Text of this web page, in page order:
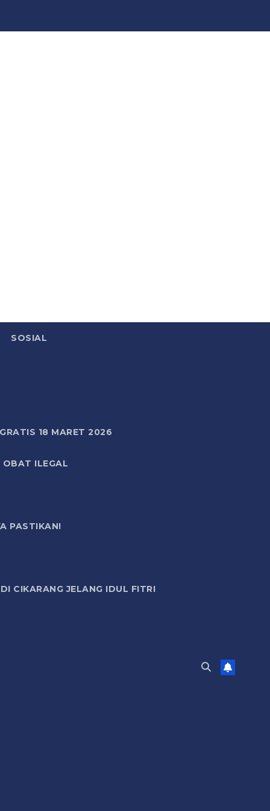
SOSIAL
18 MARET 2026
OBAT ILEGAL
PASTIKAN!
CIKARANG JELANG IDUL FITRI